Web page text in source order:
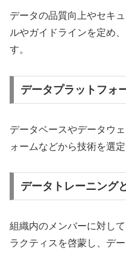
データの品質向上やセキ
ルやガイドラインを定め
す。
データプラットフォ
データベースやデータウ
ォームなどから技術を選
データトレーニング
組織内のメンバーに対し
ラクティスを啓蒙し、デ